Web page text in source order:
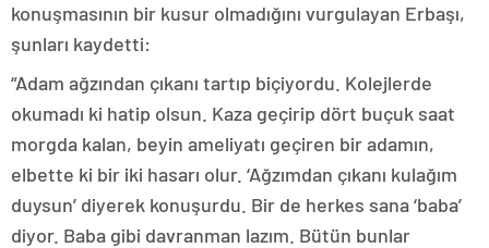
konuşmasının bir kusur olmadığını vurgulayan Erbaşı,
şunları kaydetti:
“Adam ağzından çıkanı tartıp biçiyordu. Kolejlerde
okumadı ki hatip olsun. Kaza geçirip dört buçuk saat
morgda kalan, beyin ameliyatı geçiren bir adamın,
elbette ki bir iki hasarı olur. ‘Ağzımdan çıkanı kulağım
duysun’ diyerek konuşurdu. Bir de herkes sana ‘baba’
diyor. Baba gibi davranman lazım. Bütün bunlar